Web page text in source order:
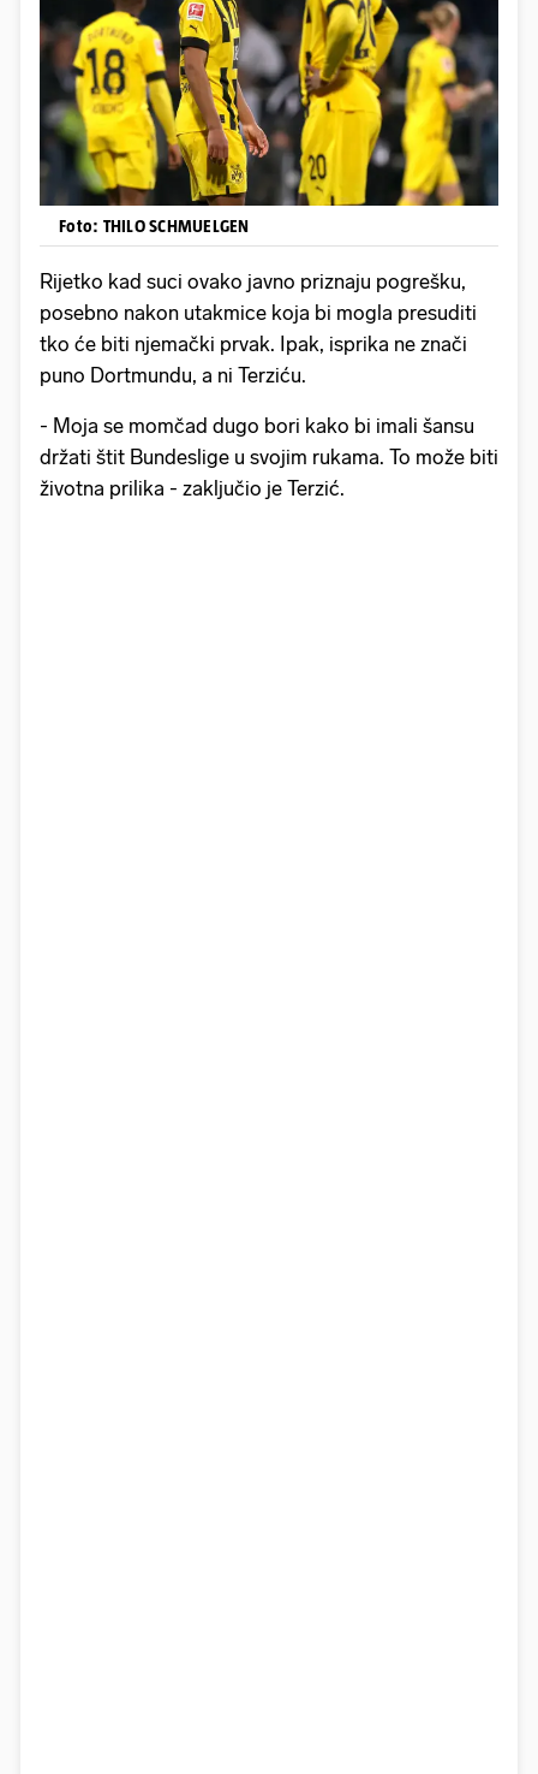
Foto: THILO SCHMUELGEN
Rijetko kad suci ovako javno priznaju pogrešku,
posebno nakon utakmice koja bi mogla presuditi
tko će biti njemački prvak. Ipak, isprika ne znači
puno Dortmundu, a ni Terziću.
- Moja se momčad dugo bori kako bi imali šansu
držati štit Bundeslige u svojim rukama. To može biti
životna prilika - zaključio je Terzić.